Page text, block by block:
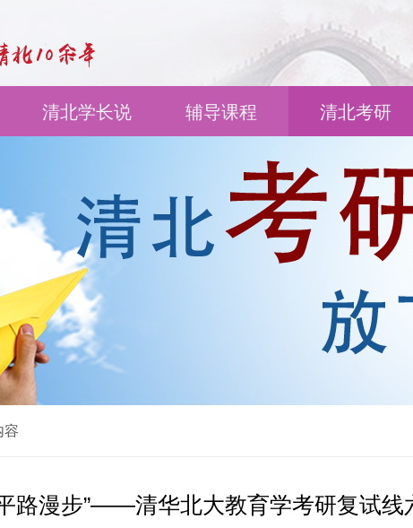
清北学长说 辅导课程 清北考研
容
路漫步”——清华北大教育学考研复试线